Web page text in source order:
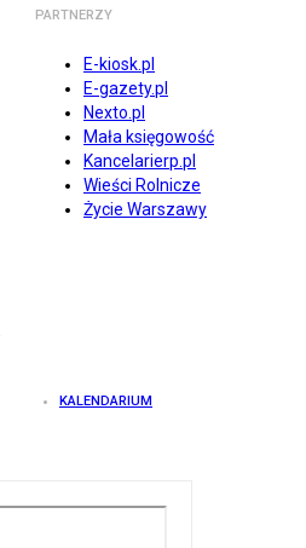
PARTNERZY
E-kiosk.pl
E-gazety.pl
Nexto.pl
Mała księgowość
Kancelarierp.pl
Wieści Rolnicze
Życie Warszawy
KALENDARIUM